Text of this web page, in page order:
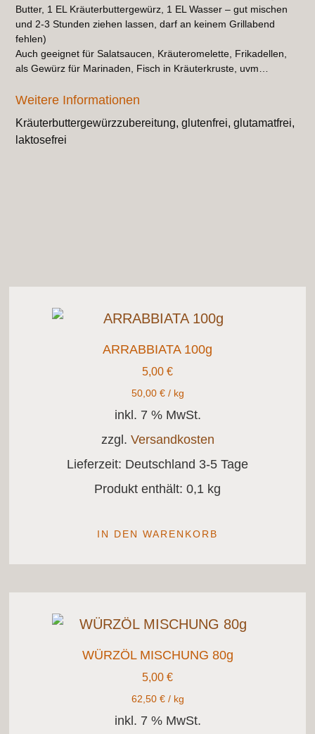
Butter, 1 EL Kräuterbuttergewürz, 1 EL Wasser – gut mischen
und 2-3 Stunden ziehen lassen, darf an keinem Grillabend
fehlen)
Auch geeignet für Salatsaucen, Kräuteromelette, Frikadellen,
als Gewürz für Marinaden, Fisch in Kräuterkruste, uvm…
Weitere Informationen
Kräuterbuttergewürzzubereitung, glutenfrei, glutamatfrei,
laktosefrei
ARRABBIATA 100g
5,00 €
50,00 €/ kg
inkl. 7 % MwSt.
zzgl. Versandkosten
Lieferzeit: Deutschland 3-5 Tage
Produkt enthält: 0,1 kg
IN DEN WARENKORB
WÜRZÖL MISCHUNG 80g
5,00 €
62,50 €/ kg
inkl. 7 % MwSt.